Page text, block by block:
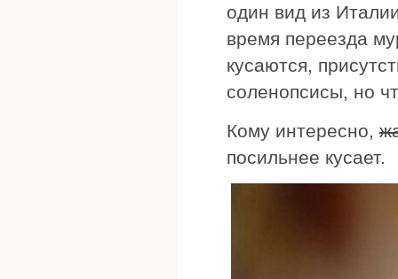
один вид из
время переезда
кусаются,
соленопсисы, но
Кому интересно,
посильнее кусает.